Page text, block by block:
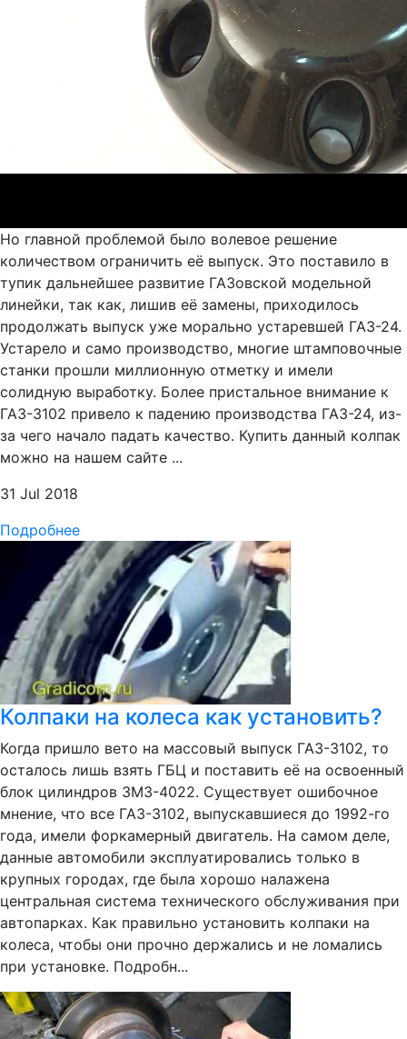
Но главной проблемой было волевое решение
количеством ограничить её выпуск. Это поставило в
тупик дальнейшее развитие ГАЗовской модельной
линейки, так как, лишив её замены, приходилось
продолжать выпуск уже морально устаревшей ГАЗ-24.
Устарело и само производство, многие штамповочные
станки прошли миллионную отметку и имели
солидную выработку. Более пристальное внимание к
ГАЗ-3102 привело к падению производства ГАЗ-24, из-
за чего начало падать качество. Купить данный колпак
можно на нашем сайте ...
31 Jul 2018
Подробнее
Колпаки на колеса как установить?
Когда пришло вето на массовый выпуск ГАЗ-3102, то
осталось лишь взять ГБЦ и поставить её на освоенный
блок цилиндров ЗМЗ-4022. Существует ошибочное
мнение, что все ГАЗ-3102, выпускавшиеся до 1992-го
года, имели форкамерный двигатель. На самом деле,
данные автомобили эксплуатировались только в
крупных городах, где была хорошо налажена
центральная система технического обслуживания при
автопарках. Как правильно установить колпаки на
колеса, чтобы они прочно держались и не ломались
при установке. Подробн...